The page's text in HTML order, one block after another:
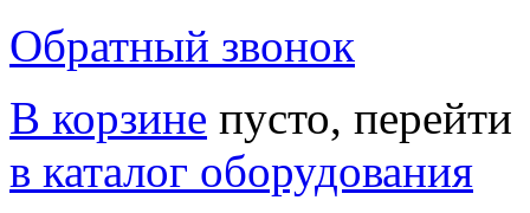
Обратный звонок
В корзине пусто, перейти
в каталог оборудования